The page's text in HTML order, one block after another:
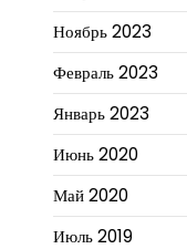
Ноябрь 2023
Февраль 2023
Январь 2023
Июнь 2020
Май 2020
Июль 2019